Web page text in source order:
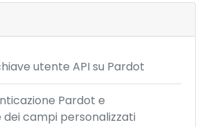
utente API su Pardot
Pardot e
dei campi personalizzati